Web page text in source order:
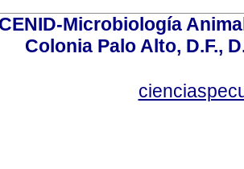
CENID-Microbiología
Colonia Palo Alto, D.F.,